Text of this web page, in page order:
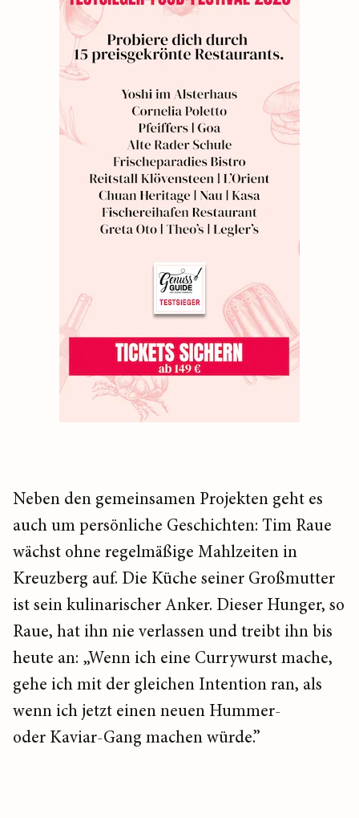
Neben den gemeinsamen Projekten geht es
auch um persönliche Geschichten: Tim Raue
wächst ohne regelmäßige Mahlzeiten in
Kreuzberg auf. Die Küche seiner Großmutter
ist sein kulinarischer Anker. Dieser Hunger, so
Raue, hat ihn nie verlassen und treibt ihn bis
heute an: „Wenn ich eine Currywurst mache,
gehe ich mit der gleichen Intention ran, als
wenn ich jetzt einen neuen Hummer-
oder Kaviar-Gang machen würde.”